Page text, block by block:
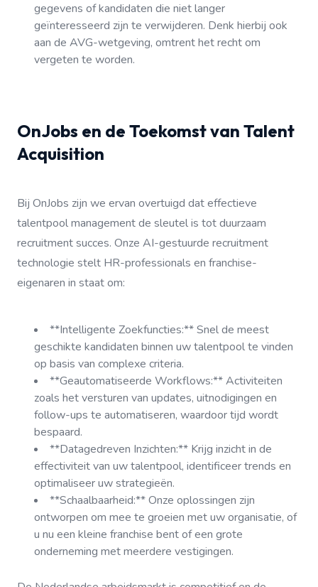
gegevens of kandidaten die niet langer
geïnteresseerd zijn te verwijderen. Denk hierbij ook
aan de AVG-wetgeving, omtrent het recht om
vergeten te worden.
OnJobs en de Toekomst van Talent
Acquisition
Bij OnJobs zijn we ervan overtuigd dat effectieve
talentpool management de sleutel is tot duurzaam
recruitment succes. Onze AI-gestuurde recruitment
technologie stelt HR-professionals en franchise-
eigenaren in staat om:
**Intelligente Zoekfuncties:** Snel de meest
geschikte kandidaten binnen uw talentpool te vinden
op basis van complexe criteria.
**Geautomatiseerde Workflows:** Activiteiten
zoals het versturen van updates, uitnodigingen en
follow-ups te automatiseren, waardoor tijd wordt
bespaard.
**Datagedreven Inzichten:** Krijg inzicht in de
effectiviteit van uw talentpool, identificeer trends en
optimaliseer uw strategieën.
**Schaalbaarheid:** Onze oplossingen zijn
ontworpen om mee te groeien met uw organisatie, of
u nu een kleine franchise bent of een grote
onderneming met meerdere vestigingen.